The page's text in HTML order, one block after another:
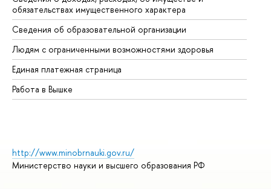
обязательствах имущественного характера
Сведения об образовательной организации
Людям с ограниченными возможностями здоровья
Единая платежная страница
Работа в Вышке
http://www.minobrnauki.gov.ru/
Министерство науки и высшего образования РФ